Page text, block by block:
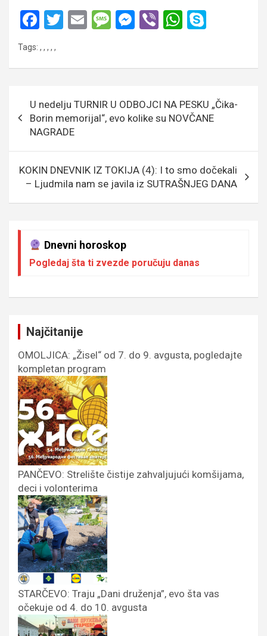
F
ce
o
k
T
E
M
g
e
M
g
er
Vi W
A
p
Tags: , , , , ,
чланка
U nedelju TURNIR U ODBOJCI NA PESKU „Čika-
Borin memorijal“, evo kolike su NOVČANE
NAGRADE
KOKIN DNEVNIK IZ TOKIJA (4): I to smo dočekali
– Ljudmila nam se javila iz SUTRAŠNJEG DANA
Dnevni horoskop
Pogledaj šta ti zvezde poručuju danas
Najčitanije
OMOLJICA: „Žisel“ od 7. do 9. avgusta, pogledajte
kompletan program
PANČEVO: Strelište čistije zahvaljujući komšijama,
deci i volonterima
STARČEVO: Traju „Dani druženja”, evo šta vas
očekuje od 4. do 10. avgusta